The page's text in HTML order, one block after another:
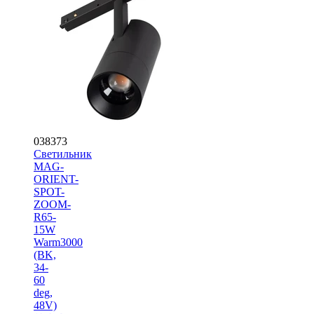
038373
Светильник
MAG-
ORIENT-
SPOT-
ZOOM-
R65-
15W
Warm3000
(BK,
34-
60
deg,
48V)